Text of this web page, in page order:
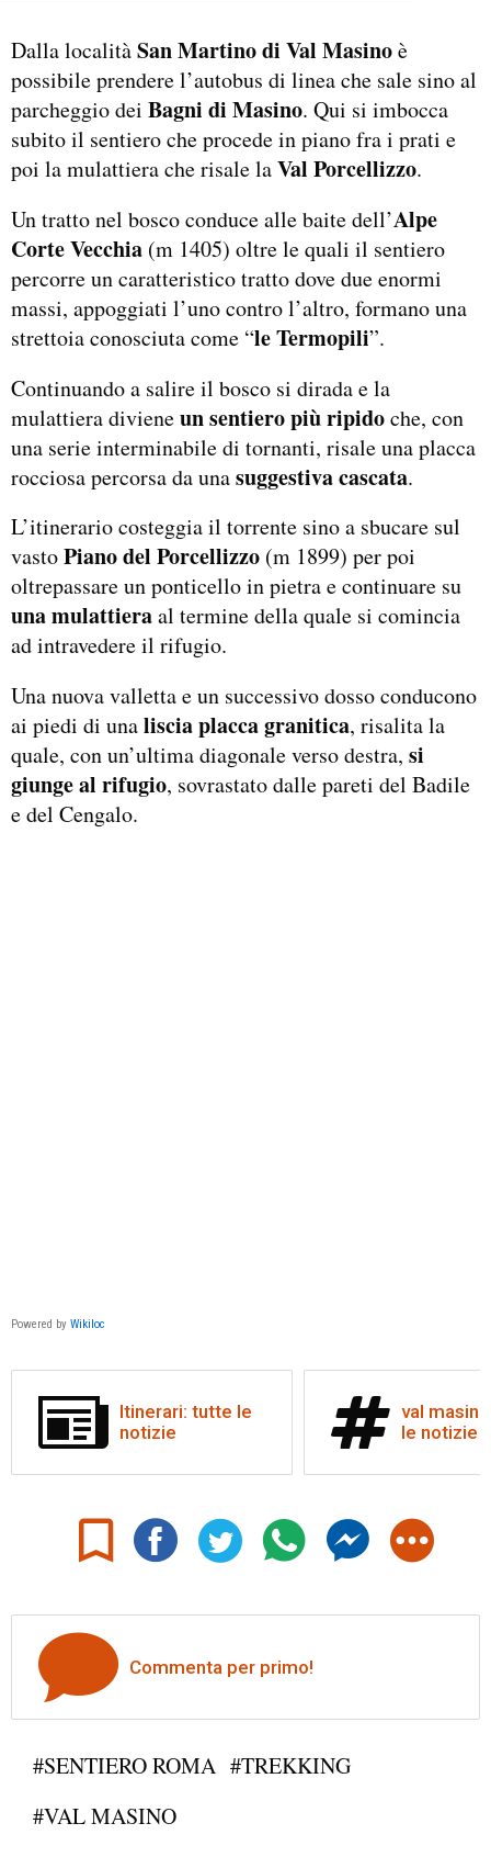
Dalla localitàSan Martino di Val Masinoè
possibile prendere l’autobus di linea che sale sino al
parcheggio dei Bagni di Masino. Qui si imbocca
subito il sentiero che procede in piano fra i prati e
poi la mulattiera che risale laVal Porcellizzo.
Un tratto nel bosco conduce alle baite dell’Alpe
Corte Vecchia (m 1405) oltre le quali il sentiero
percorre un caratteristico tratto dove due enormi
massi, appoggiati l’uno contro l’altro, formano una
strettoia conosciuta come “le Termopili”.
Continuando a salire il bosco si dirada e la
mulattiera divieneun sentiero più ripidoche, con
una serie interminabile di tornanti, risale una placca
rocciosa percorsa da unasuggestiva cascata.
L’itinerario costeggia il torrente sino a sbucare sul
vastoPiano del Porcellizzo (m 1899) per poi
oltrepassare un ponticello in pietra e continuare su
una mulattieraal termine della quale si comincia
ad intravedere il rifugio.
Una nuova valletta e un successivo dosso conducono
ai piedi di unaliscia placca granitica, risalita la
quale, con un’ultima diagonale verso destra, si
giunge al rifugio, sovrastato dalle pareti del Badile
e del Cengalo.
Powered by Wikiloc
Itinerari: tutte le
notizie
val
le notizie
Commenta per primo!
#SENTIERO ROMA #TREKKING
#VAL MASINO